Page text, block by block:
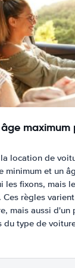
maximum
location de
minimum et un
les fixons, mais
règles
mais aussi d'un
du type de